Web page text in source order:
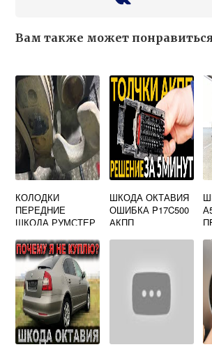
Вам также может
КОЛОДКИ
ПЕРЕДНИЕ
ШКОДА РУМСТЕР
ШКОДА ОКТАВИЯ
ОШИБКА P17C500
АКПП